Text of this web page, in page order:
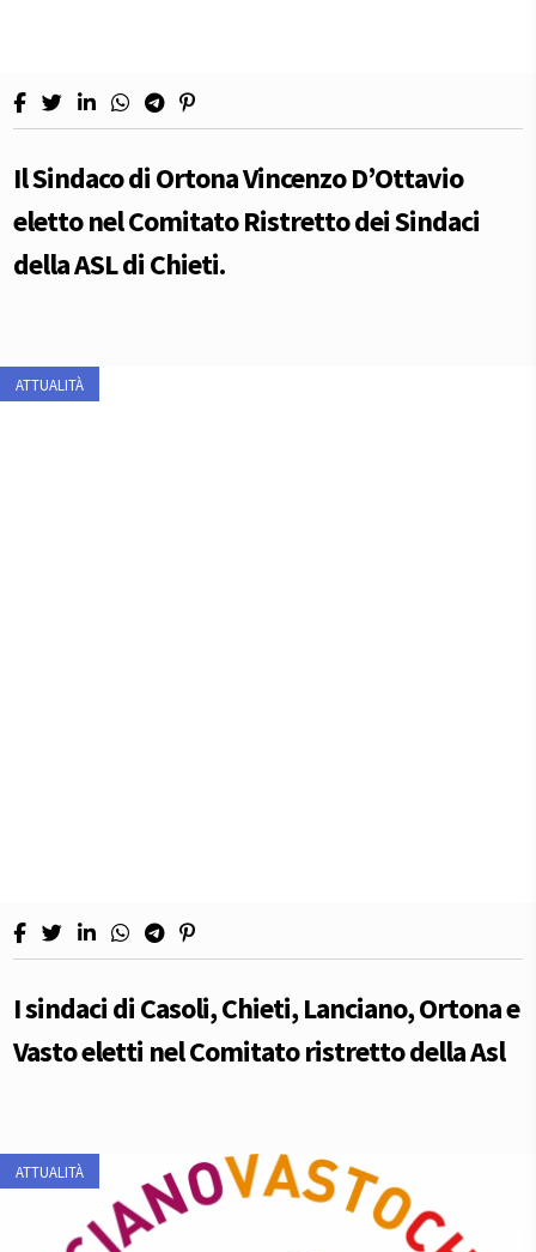
Il Sindaco di Ortona Vincenzo D’Ottavio
eletto nel Comitato Ristretto dei Sindaci
della ASL di Chieti.
ATTUALITÀ
I sindaci di Casoli, Chieti, Lanciano, Ortona e
Vasto eletti nel Comitato ristretto della Asl
ATTUALITÀ